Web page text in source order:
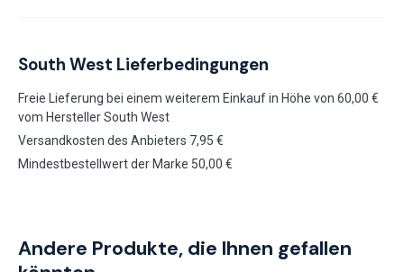
South West Lieferbedingungen
Freie Lieferung bei einem weiterem Einkauf in Höhe von 60,00 €
vom Hersteller South West
Versandkosten des Anbieters 7,95 €
Mindestbestellwert der Marke 50,00 €
Andere Produkte, die Ihnen gefallen